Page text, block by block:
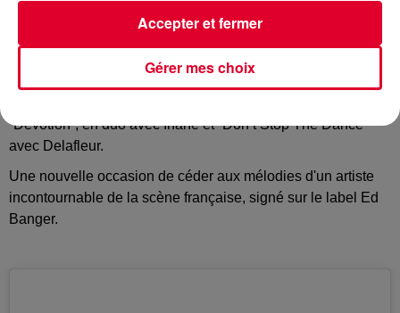
Le frenchy, inséparable de son pote Irfane, livre en effet une
disco du plus bel effet, ultra club, ultra jouissive... on garde
en mémoire le titre sorti juste avant l'été “Another You”.
“Devotion”, en duo avec Irfane et “Don’t Stop The Dance”
avec Delafleur.
Une nouvelle occasion de céder aux mélodies d'un artiste
incontournable de la scène française, signé sur le label Ed
Banger.
Gérer mes choix
Accepter et fermer